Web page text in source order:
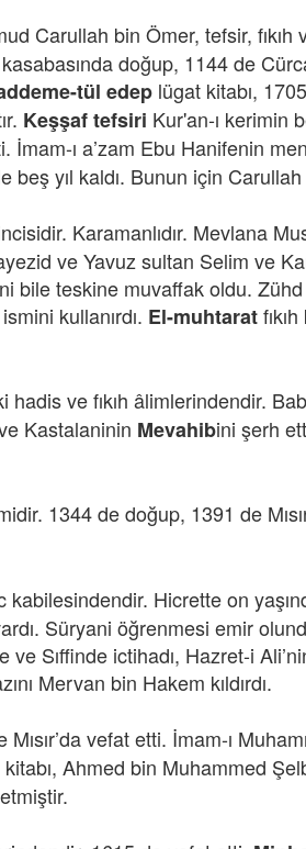
Carullah bin Ömer, tefsir,
doğup, 1144 de
tül edep lügat kitabı,
Keşşaf tefsiri Kur'an-ı kerimin
İmam-ı a’zam Ebu Hanifenin
beş yıl kaldı. Bunun için
Karamanlıdır. Mevlana
ve Yavuz sultan Selim ve
bile teskine muvaffak oldu.
kullanırdı. El-muhtarat
ve fıkıh âlimlerindendir.
ve Kastalaninin Mevahibini şerh
1344 de doğup, 1391 de
kabilesindendir. Hicrette on
Süryani öğrenmesi emir
Sıffinde ictihadı, Hazret-i
Mervan bin Hakem kıldırdı.
vefat etti. İmam-ı
kitabı, Ahmed bin Muhammed